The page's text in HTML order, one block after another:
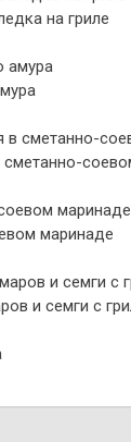
на гриле
маринаде
и семги с